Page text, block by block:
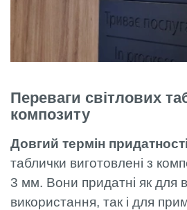
Переваги світлових
композиту
Довгий термін придатності
таблички виготовлені з
3 мм. Вони придатні як для
використання, так і для